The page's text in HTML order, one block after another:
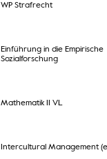
WP Strafrecht
Einführung in die Empirische
Sozialforschung
Mathematik II VL
Intercultural Management